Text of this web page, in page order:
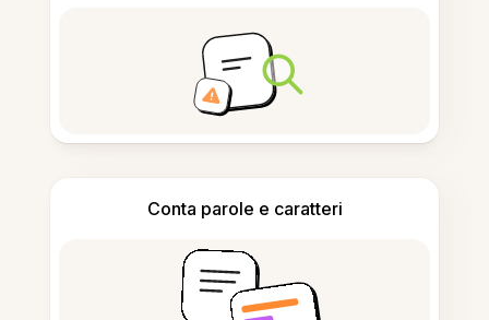
Conta parole e caratteri